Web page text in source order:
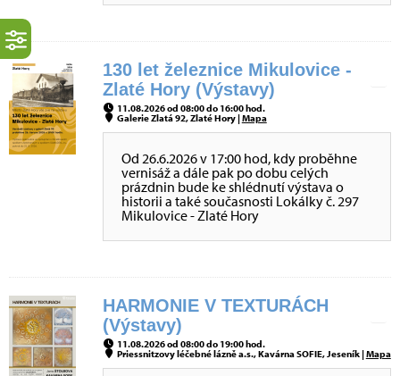
130 let železnice Mikulovice -
Zlaté Hory (Výstavy)
11.08.2026 od 08:00 do 16:00 hod.
Galerie Zlatá 92, Zlaté Hory |Mapa
Od 26.6.2026 v 17:00 hod, kdy proběhne
vernisáž a dále pak po dobu celých
prázdnin bude ke shlédnutí výstava o
historii a také současnosti Lokálky č. 297
Mikulovice - Zlaté Hory
HARMONIE V TEXTURÁCH
(Výstavy)
11.08.2026 od 08:00 do 19:00 hod.
Priessnitzovy léčebné lázně a.s., Kavárna SOFIE, Jeseník |Mapa